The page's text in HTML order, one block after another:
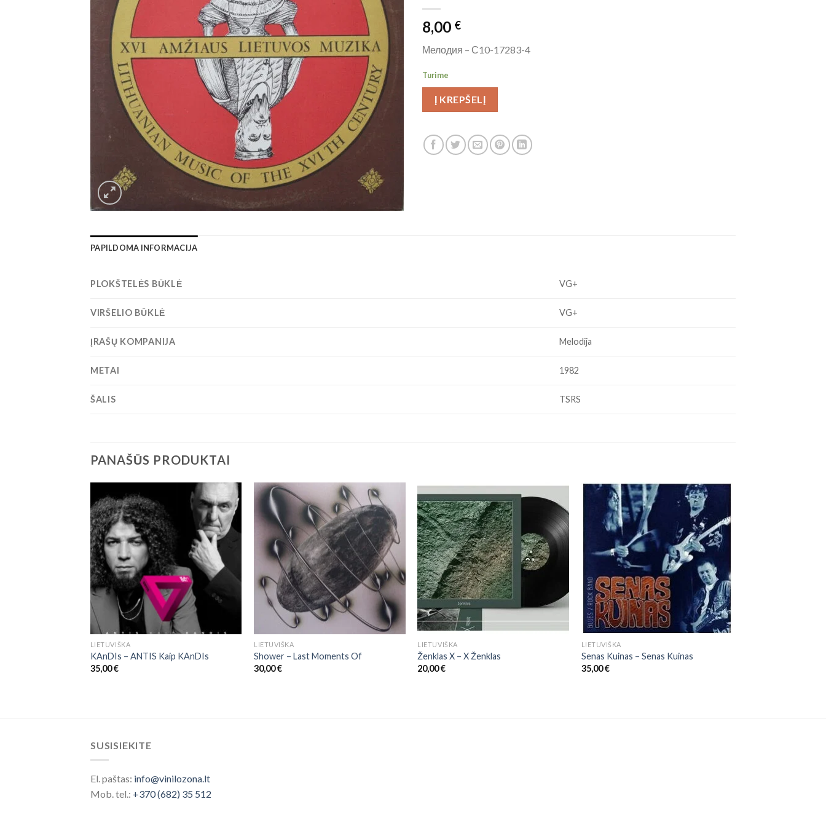
8,00 €
Мелодия ‎– С10-17283-4
Turime
Į KREPŠELĮ
PAPILDOMA INFORMACIJA
PLOKŠTELĖS BŪKLĖ VG+
VIRŠELIO BŪKLĖ VG+
ĮRAŠŲ KOMPANIJA Melodija
METAI 1982
ŠALIS TSRS
PANAŠŪS PRODUKTAI
LIETUVIŠKA
KAnDIs – ANTIS Kaip KAnDIs
35,00€
LIETUVIŠKA
Shower – Last Moments Of
30,00€
LIETUVIŠKA
Ženklas X ‎– X Ženklas
20,00€
LIETUVIŠKA
Senas Kuinas ‎– Senas Kuinas
35,00€
SUSISIEKITE
El. paštas: info@vinilozona.lt
Mob. tel.: +370 (682) 35 512